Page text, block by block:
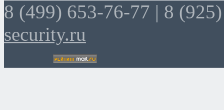
8 (499) 653-76-77 | 8
security.ru